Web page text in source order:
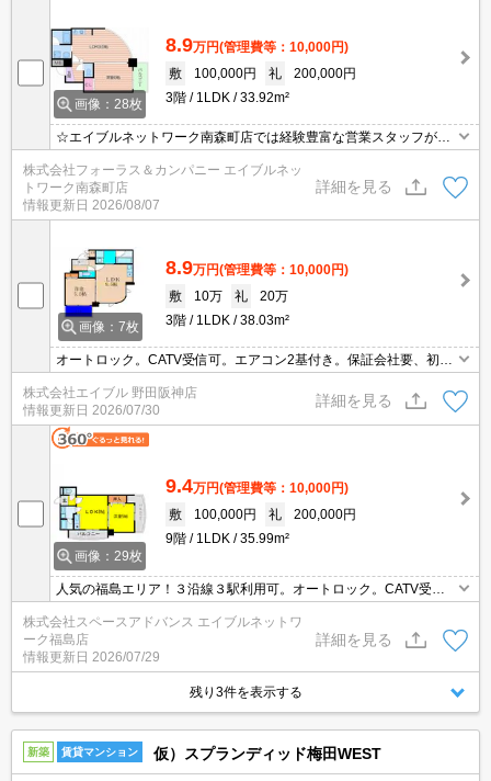
画像：28枚
8.9万円(管理費等：10,000円)
敷
100,000円 礼
200,000円
3階
1LDK 33.92m²
☆エイブルネットワーク南森町店では経験豊富な営業スタッフが多
数在籍しており、全力でサポートさせて頂きます☆ご希望の物件の
現地付近にて待ち合わせをさせていただきご内覧いただくサービス
や、主要駅までのお迎えサービスも実施中です☆詳しくは「エイブ
ルネットワーク南森町店」０１２０－８２１－２６０にお気軽にお
問合せ下さい♪
株式会社フォーラス＆カンパニー エイブルネッ
トワーク南森町店
情報更新日 2026/08/07
詳細を見る
画像：7枚
8.9万円(管理費等：10,000円)
敷
10万 礼
20万
3階
1LDK 38.03m²
オートロック。CATV受信可。エアコン2基付き。保証会社要、初回
に月総支払額の50%、750円/月。退去時、ルームクリーニング料金
33,000円。
株式会社エイブル 野田阪神店
情報更新日 2026/07/30
詳細を見る
画像：29枚
9.4万円(管理費等：10,000円)
敷
100,000円 礼
200,000円
9階
1LDK 35.99m²
人気の福島エリア！３沿線３駅利用可。オートロック。CATV受信
株式会社スペースアドバンス エイブルネットワ
ーク福島店
情報更新日 2026/07/29
詳細を見る
残り3件を表示する
新築 賃貸マンション 仮）スプランディッド梅田WEST